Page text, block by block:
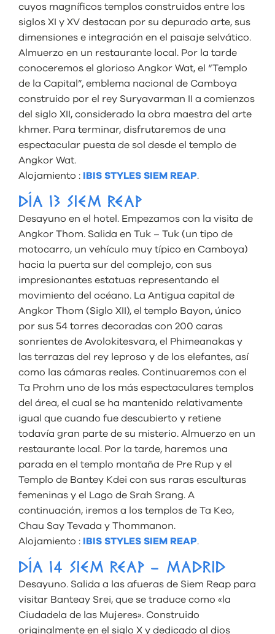
cuyos magníﬁcos templos construidos entre los
siglos XI y XV destacan por su depurado arte, sus
dimensiones e integración en el paisaje selvático.
Almuerzo en un restaurante local. Por la tarde
conoceremos el glorioso Angkor Wat, el “Templo
de la Capital”, emblema nacional de Camboya
construido por el rey Suryavarman II a comienzos
del siglo XII, considerado la obra maestra del arte
khmer. Para terminar, disfrutaremos de una
espectacular puesta de sol desde el templo de
Angkor Wat.
Alojamiento : IBIS STYLES SIEM REAP.
DÍA 13 SIEM REAP
Desayuno en el hotel. Empezamos con la visita de
Angkor Thom. Salida en Tuk – Tuk (un tipo de
motocarro, un vehículo muy típico en Camboya)
hacia la puerta sur del complejo, con sus
impresionantes estatuas representando el
movimiento del océano. La Antigua capital de
Angkor Thom (Siglo XII), el templo Bayon, único
por sus 54 torres decoradas con 200 caras
sonrientes de Avolokitesvara, el Phimeanakas y
las terrazas del rey leproso y de los elefantes, así
como las cámaras reales. Continuaremos con el
Ta Prohm uno de los más espectaculares templos
del área, el cual se ha mantenido relativamente
igual que cuando fue descubierto y retiene
todavía gran parte de su misterio. Almuerzo en un
restaurante local. Por la tarde, haremos una
parada en el templo montaña de Pre Rup y el
Templo de Bantey Kdei con sus raras esculturas
femeninas y el Lago de Srah Srang. A
continuación, iremos a los templos de Ta Keo,
Chau Say Tevada y Thommanon.
Alojamiento : IBIS STYLES SIEM REAP.
DÍA 14 SIEM REAP – MADRID
Desayuno. Salida a las afueras de Siem Reap para
visitar Banteay Srei, que se traduce como «la
Ciudadela de las Mujeres». Construido
originalmente en el siglo X y dedicado al dios